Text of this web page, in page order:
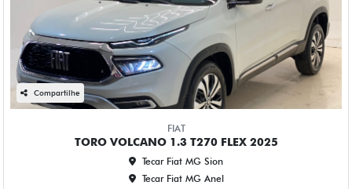
Compartilhe
FIAT
TORO VOLCANO 1.3 T270 FLEX 2025
Tecar Fiat MG Sion
Tecar Fiat MG Anel